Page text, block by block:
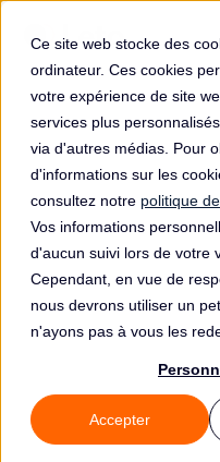
Ce site web stocke des
ordinateur. Ces cookies
votre expérience de site
services plus
via d'autres médias. Pour
d'informations sur les
consultez notre politique
Vos informations
d'aucun suivi lors de votre
Cependant, en vue de
nous devrons utiliser un
n'ayons pas à vous les
Accepter